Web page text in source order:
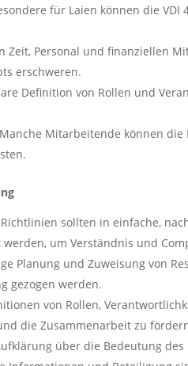
für Laien können die
Zeit, Personal und finanziellen
erschweren.
Definition von Rollen und
Manche Mitarbeitende können
sollten in einfache,
um Verständnis und
Planung und Zuweisung von
gezogen werden.
von Rollen,
die Zusammenarbeit zu
über die Bedeutung